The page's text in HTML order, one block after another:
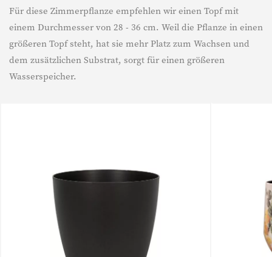
Für diese Zimmerpflanze empfehlen wir einen Topf mit
einem Durchmesser von 28 - 36 cm. Weil die Pflanze in einen
größeren Topf steht, hat sie mehr Platz zum Wachsen und
dem zusätzlichen Substrat, sorgt für einen größeren
Wasserspeicher.